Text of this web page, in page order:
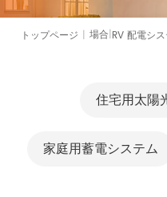
トップページ | 場合|RV 配電シ
住宅用太陽
家庭用蓄電システム